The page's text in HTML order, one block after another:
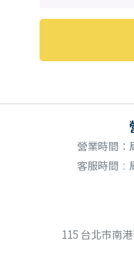
營業時間：
客服時間 :
115 台北市南